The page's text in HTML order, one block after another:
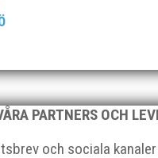
PARTNERS OCH
och sociala
km respektive 5,4
Idrottsförening (MAI)